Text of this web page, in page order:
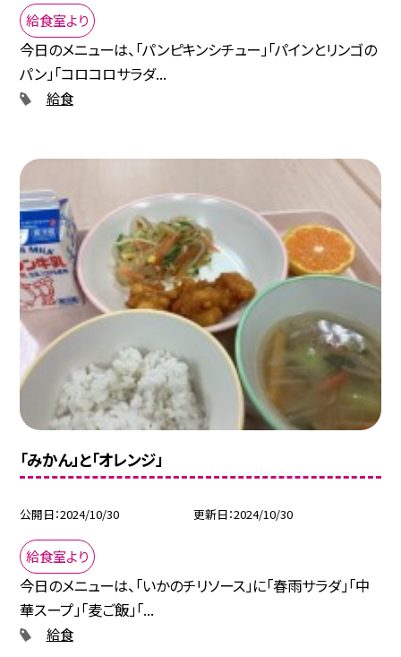
給食室より
今日のメニューは、「パンピキンシチュー」「パインとリンゴの
パン」「コロコロサラダ...
給食
「みかん」と「オレンジ」
公開日 2024/10/30 更新日 2024/10/30
給食室より
今日のメニューは、「いかのチリソース」に「春雨サラダ」「中
華スープ」「麦ご飯」「...
給食